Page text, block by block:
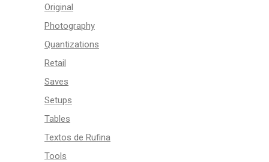
Original
Photography
Quantizations
Retail
Saves
Setups
Tables
Textos de Rufina
Tools